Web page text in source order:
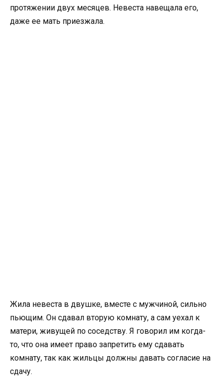
протяжении двух месяцев. Невеста навещала его,
даже ее мать приезжала.
Жила невеста в двушке, вместе с мужчиной, сильно
пьющим. Он сдавал вторую комнату, а сам уехал к
матери, живущей по соседству. Я говорил им когда-
то, что она имеет право запретить ему сдавать
комнату, так как жильцы должны давать согласие на
сдачу.